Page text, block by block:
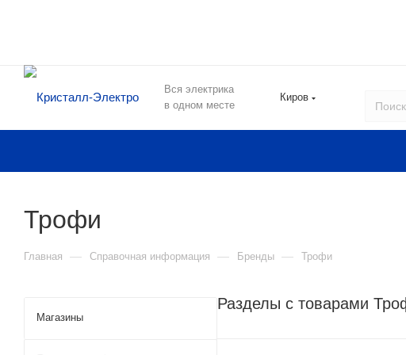
Вся электрика
в одном месте
Киров
Трофи
Главная — Справочная информация — Бренды — Трофи
Разделы с товарами
Магазины